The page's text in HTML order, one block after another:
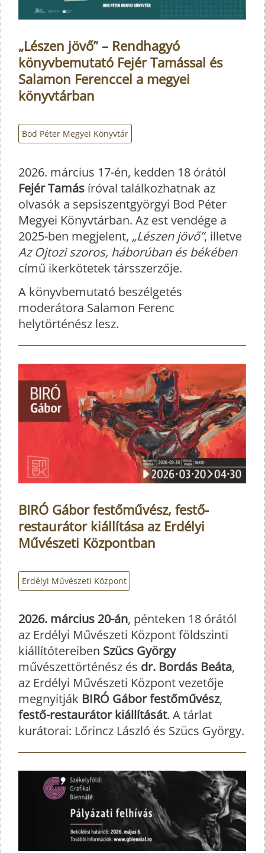
„Lészen jövő” – Rendhagyó
könyvbemutató Fejér Tamással és
Salamon Ferenccel a megyei
könyvtárban
Bod Péter Megyei Könyvtár
2026. március 17-én, kedden 18 órától
Fejér Tamás íróval találkozhatnak az
olvasók a sepsiszentgyörgyi Bod Péter
Megyei Könyvtárban. Az est vendége a
2025-ben megjelent, „Lészen jövő”, illetve
Az Ojtozi szoros, háborúban és békében
című ikerkötetek társszerzője.
A könyvbemutató beszélgetés
moderátora Salamon Ferenc
helytörténész lesz.
BIRÓ Gábor festőművész, festő-
restaurátor kiállítása az Erdélyi
Művészeti Központban
Erdélyi Művészeti Központ
2026. március 20-án, pénteken 18 órától
az Erdélyi Művészeti Központ földszinti
kiállítótereiben Szücs György
művészettörténész és dr. Bordás Beáta,
az Erdélyi Művészeti Központ vezetője
megnyitják BIRÓ Gábor festőművész,
festő-restaurátor kiállítását. A tárlat
kurátorai: Lőrincz László és Szücs György.